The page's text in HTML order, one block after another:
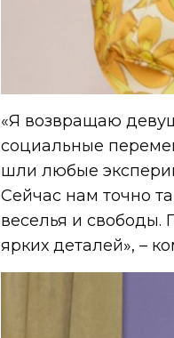
«Я возвращаю
социальные
шли любые
Сейчас нам точно
веселья и свободы.
ярких деталей», –